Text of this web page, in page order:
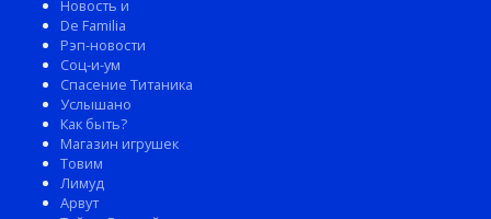
Новость и
De Familia
Рэп-новости
Соц-и-ум
Спасение Титаника
Услышано
Как быть?
Магазин игрушек
Товим
Лимуд
Арвут